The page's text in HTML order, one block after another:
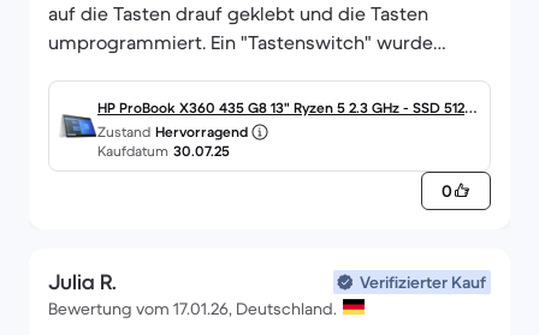
auf die Tasten drauf geklebt und die Tasten
umprogrammiert. Ein "Tastenswitch" wurde
nicht gerade ideal :)
HP ProBook X360 435 G8 13" Ryzen 5 2.3 GHz - SSD 512 G
B - 16GB QWERTZ - Deutsch
Zustand Hervorragend
Kaufdatum 30.07.25
0
Julia R.
Verifizierter Kauf
Bewertung vom 17.01.26, Deutschland.